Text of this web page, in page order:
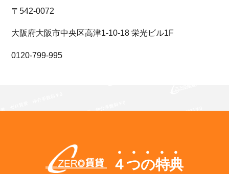
〒542-0072
大阪府大阪市中央区高津1-10-18 栄光ビル1F
0120-799-995
４つの特典